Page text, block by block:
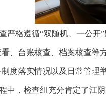
严格遵循“双随机、一公开
、台账核查、档案核查等
度落实情况以及日常管理
中，检查组充分肯定了江